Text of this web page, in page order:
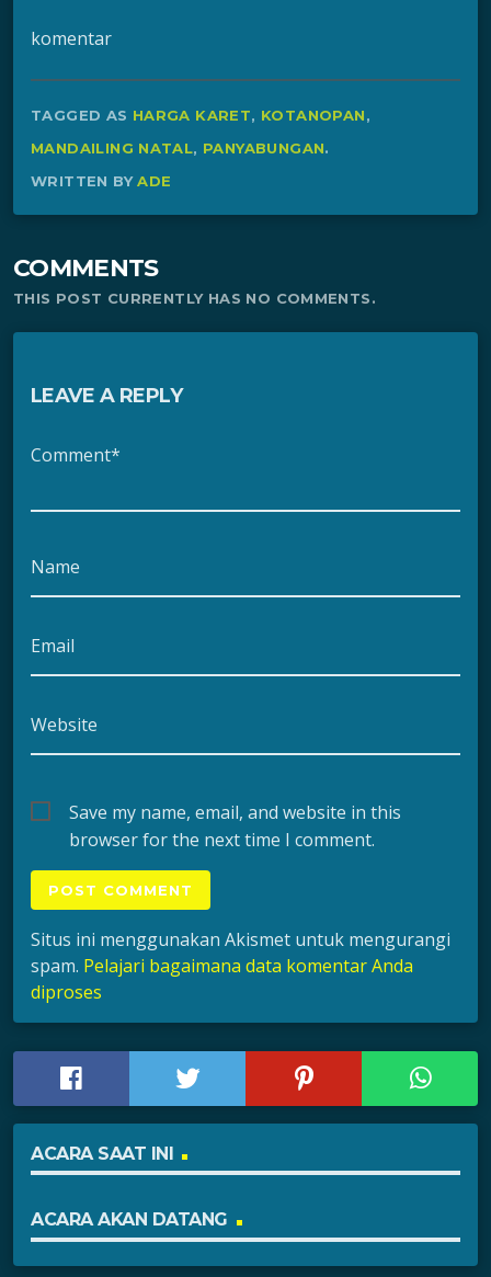
komentar
TAGGED AS HARGA KARET, KOTANOPAN,
MANDAILING NATAL, PANYABUNGAN.
WRITTEN BYADE
COMMENTS
THIS POST CURRENTLY HAS NO COMMENTS.
LEAVE A REPLY
Comment*
Name
Email
Website
Save my name, email, and website in this
browser for the next time I comment.
Situs ini menggunakan Akismet untuk mengurangi
spam. Pelajari bagaimana data komentar Anda
diproses
ACARA SAAT INI
ACARA AKAN DATANG